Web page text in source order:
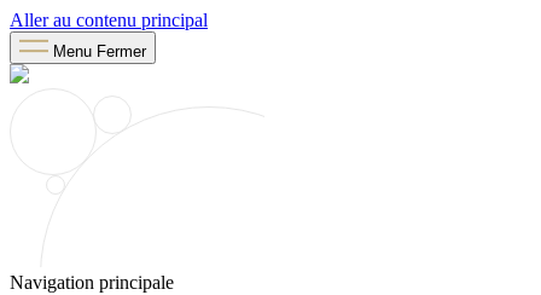
Aller au contenu principal
Menu Fermer
Navigation principale